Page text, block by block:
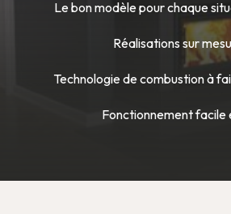
Le bon modèle pour chaque
Réalisations sur
Technologie de combustion à
Fonctionnement facile